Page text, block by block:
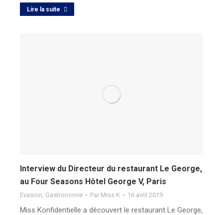
Lire la suite
Interview du Directeur du restaurant Le George,
au Four Seasons Hôtel George V, Paris
Evasion Gastronomie Par Miss K 16 avril 2019
Miss Konfidentielle a découvert le restaurant Le George,